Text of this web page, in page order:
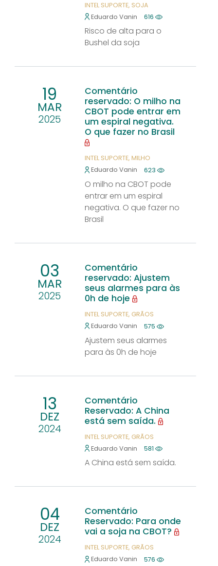
INTEL SUPORTE SOJA
Eduardo Vanin
616
Risco de alta para o
Bushel da soja
19
MAR
2025
Comentário
reservado: O milho na
CBOT pode entrar em
um espiral negativa.
O que fazer no Brasil
INTEL SUPORTE MILHO
Eduardo Vanin
623
O milho na CBOT pode
entrar em um espiral
negativa. O que fazer no
Brasil
03
MAR
2025
Comentário
reservado: Ajustem
seus alarmes para às
0h de hoje
INTEL SUPORTE GRÃOS
Eduardo Vanin
575
Ajustem seus alarmes
para às 0h de hoje
13
DEZ
2024
Comentário
Reservado: A China
está sem saída.
INTEL SUPORTE GRÃOS
Eduardo Vanin
581
A China está sem saída.
04
DEZ
2024
Comentário
Reservado: Para onde
vai a soja na CBOT?
INTEL SUPORTE GRÃOS
Eduardo Vanin
576